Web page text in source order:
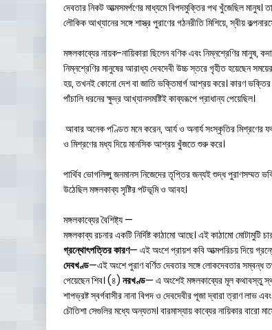
দেবতার নিকট আত্মসমর্পণের মাধ্যমে বিপদমুক্তির পথ খুঁজেছিল
লৌকিক আখ্যানের সঙ্গে শাস্ত্র পুরাণের গঠনরীতি মিশিয়ে, স্বীয়
মঙ্গলকাব্যের নায়ক-নায়িকারা ছিলেন বণিক এবং নিম্নশ্রেণির মানুষ,
নিম্নশ্রেণির মানুষের আরাধ্য দেবদেবী উচ্চ স্তরে গৃহীত হয়েছেন
হয়, তখনই কোনো দেশ বা জাতি ভক্তিমার্গ আশ্রয় করে। কারণ ভক্তির
পাঁচালি ধরনের ক্ষুদ্র আখ্যানসমষ্টিই কাব্যরূপে প্রাধান্য পেয়েছিল।
আবার অনেক পণ্ডিত মনে করেন, আর্য ও অনার্য সংস্কৃতির মিশ্রণের
ও মিশ্রণের মধ্য দিয়ে মানসিক আশ্রয় খুঁজতে শুরু করে।
পার্থিব ভোগলিপ্সু জনমানস নিজেদের তৃপ্তির জন্যই শুদ্ধ পুরাণসম্মত
উঠেছিল মঙ্গলকাব্য সৃষ্টির পটভূমি ও আবহ।
মঙ্গলকাব্যের বৈশিষ্ট্য —
মঙ্গলকাব্য রচনার একটি নির্দিষ্ট কাঠামো আছে। এই কাঠামো মোটামুটি
গ্রন্থোৎপত্তির কারণ— এই অংশে প্রায়শ কবি আত্মপরিচয় দিয়ে
দেবখণ্ড—এই অংশে পুরাণ বর্ণিত দেবতার সঙ্গে লোকদেবতার সম্বন্ধ
পেয়েছেন শিব। (৪) নরখণ্ড— এ অংশেই মঙ্গলকাব্যের মূল কথাবস্তু
শাপভ্রষ্ট স্বর্গবাসীর নানা বিপদ ও দেবদেবীর পূজা দ্বারা ত্রাণ লাভ
চৌতিশা সেগুলির মধ্যে অন্যতম। বারমাস্যায় কাব্যের নায়িকার